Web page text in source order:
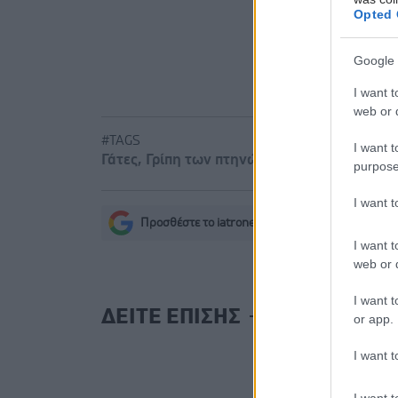
Opted
Google
I want
web or
I want
I want
I want
web or
I want
or app.
I want
Ε.E.Σ: 8
#TAGS
Γάτες, Γρίπη των πτηνών
Προσθέστε το iatronet.gr στο Discover
ΔΕΙΤΕ ΕΠΙΣΗΣ